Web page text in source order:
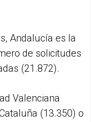
Andalucía es la
de solicitudes
(21.872).
Valenciana
(13.350) o